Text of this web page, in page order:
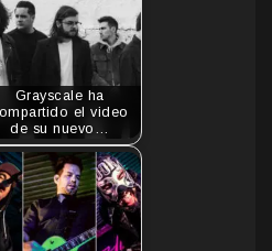
Grayscale ha
el video
de su nuevo…